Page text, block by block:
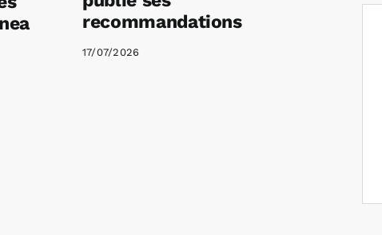
recommandations
17/07/2026